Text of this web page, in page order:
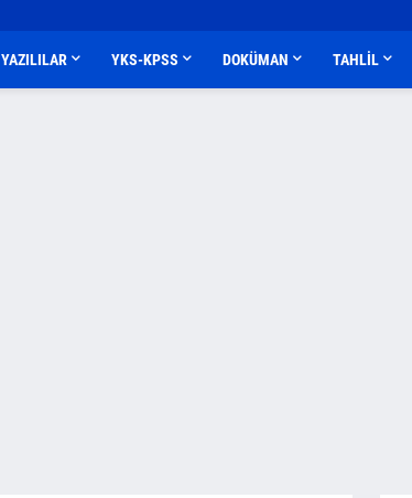
YAZILILAR YKS-KPSS DOKÜMAN TAHLİL